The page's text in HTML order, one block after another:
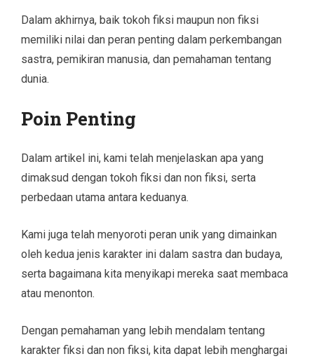
Dalam akhirnya, baik tokoh fiksi maupun non fiksi
memiliki nilai dan peran penting dalam perkembangan
sastra, pemikiran manusia, dan pemahaman tentang
dunia.
Poin Penting
Dalam artikel ini, kami telah menjelaskan apa yang
dimaksud dengan tokoh fiksi dan non fiksi, serta
perbedaan utama antara keduanya.
Kami juga telah menyoroti peran unik yang dimainkan
oleh kedua jenis karakter ini dalam sastra dan budaya,
serta bagaimana kita menyikapi mereka saat membaca
atau menonton.
Dengan pemahaman yang lebih mendalam tentang
karakter fiksi dan non fiksi, kita dapat lebih menghargai